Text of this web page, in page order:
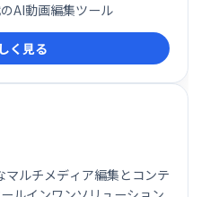
AI動画編集ツール
く見る
ルチメディア編集とコンテ